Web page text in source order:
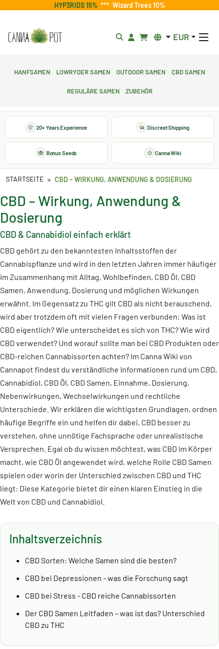
HYP3RIDS 15% *** Wizard Trees 10%
EUR
Hanfsamen Lowryder Samen Outdoor Samen CBD Samen
Reguläre Samen Zubehör
20+ Years Experience Discreet Shipping
Bonus Seeds Canna Wiki
STARTSEITE CBD – WIRKUNG, ANWENDUNG & DOSIERUNG
CBD – Wirkung, Anwendung &
Dosierung
CBD & Cannabidiol einfach erklärt
CBD gehört zu den bekanntesten Inhaltsstoffen der
Cannabispflanze und wird in den letzten Jahren immer häufiger
im Zusammenhang mit Alltag, Wohlbefinden, CBD Öl, CBD
Samen, Anwendung, Dosierung und möglichen Wirkungen
erwähnt. Im Gegensatz zu THC gilt CBD als nicht berauschend,
wird aber trotzdem oft mit vielen Fragen verbunden: Was ist
CBD eigentlich? Wie unterscheidet es sich von THC? Wie wird
CBD verwendet? Und worauf sollte man bei CBD Produkten oder
CBD-reichen Cannabissorten achten? Im Canna Wiki von
Cannapot findest du verständliche Informationen rund um CBD,
Cannabidiol, CBD Öl, CBD Samen, Einnahme, Dosierung,
Nebenwirkungen, Wechselwirkungen und rechtliche
Unterschiede. Wir erklären die wichtigsten Grundlagen, ordnen
häufige Begriffe ein und helfen dir dabei, CBD besser zu
verstehen, ohne unnötige Fachsprache oder unrealistische
Versprechen. Egal ob du wissen möchtest, was CBD im Körper
macht, wie CBD Öl angewendet wird, welche Rolle CBD Samen
spielen oder worin der Unterschied zwischen CBD und THC
liegt: Diese Kategorie bietet dir einen klaren Einstieg in die
Welt von CBD und Cannabidiol.
Inhaltsverzeichnis
CBD Sorten: Welche Samen sind die besten?
CBD bei Depressionen - was die Forschung sagt
CBD bei Stress - CBD reiche Cannabissorten
Der CBD Samen Leitfaden – was ist das? Unterschied
CBD zu THC